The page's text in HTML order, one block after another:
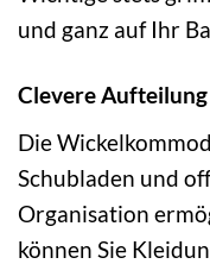
und ganz auf Ihr
Clevere
Die
Schubladen und
Organisation
können Sie